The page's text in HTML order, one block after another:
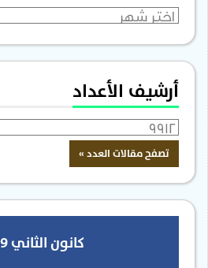
الأرشيف
أرشيف الأعداد
كانون الثاني 2019